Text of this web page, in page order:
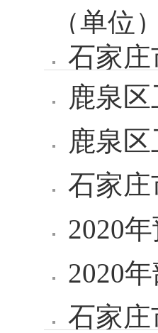
（单位）
石家庄
门）
鹿泉
鹿泉
石家庄
2020
2020
石家庄